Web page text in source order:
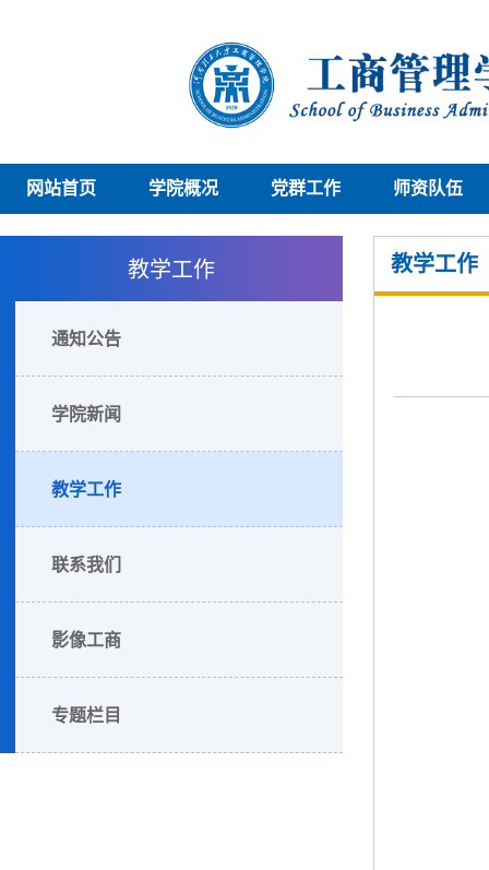
网站首页 学院概况 党群工作 师资队伍
教学工作
通知公告
学院新闻
教学工作
联系我们
影像工商
专题栏目
教学工作